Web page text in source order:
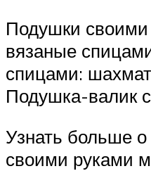
Подушки
вязаные
спицами:
Подушка-валик
Узнать больше
своими руками